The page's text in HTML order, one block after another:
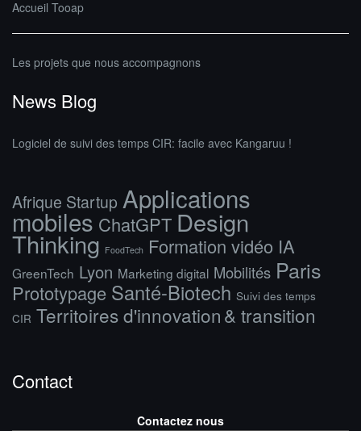
Accueil Tooap
Les projets que nous accompagnons
News Blog
Logiciel de suivi des temps CIR: facile avec Kangaruu !
Afrique Startup Applications
mobiles ChatGPT Design
Thinking FoodTech Formation vidéo IA
GreenTech Lyon Marketing digital Mobilités Paris
Prototypage Santé-Biotech Suivi des temps
CIR Territoires d'innovation & transition
Contact
Contactez nous